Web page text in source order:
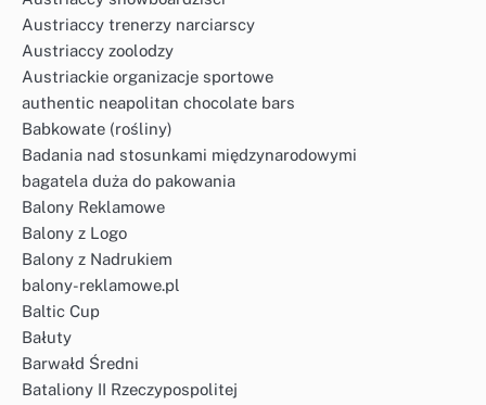
Austriaccy trenerzy narciarscy
Austriaccy zoolodzy
Austriackie organizacje sportowe
authentic neapolitan chocolate bars
Babkowate (rośliny)
Badania nad stosunkami międzynarodowymi
bagatela duża do pakowania
Balony Reklamowe
Balony z Logo
Balony z Nadrukiem
balony-reklamowe.pl
Baltic Cup
Bałuty
Barwałd Średni
Bataliony II Rzeczypospolitej